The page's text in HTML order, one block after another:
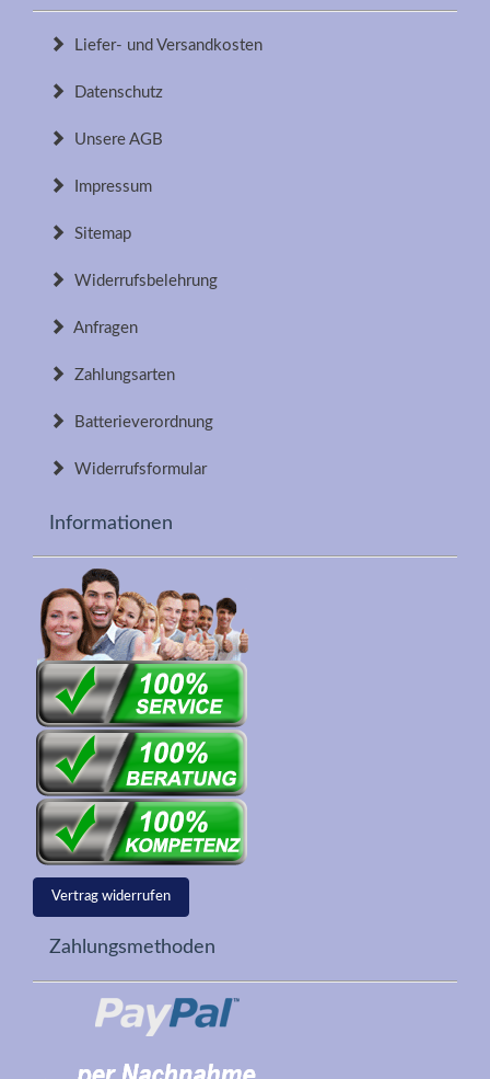
Liefer- und Versandkosten
Datenschutz
Unsere AGB
Impressum
Sitemap
Widerrufsbelehrung
Anfragen
Zahlungsarten
Batterieverordnung
Widerrufsformular
Informationen
Vertrag widerrufen
Zahlungsmethoden